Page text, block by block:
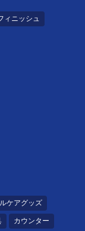
ィニッシュ
ケアグッズ
カウンター